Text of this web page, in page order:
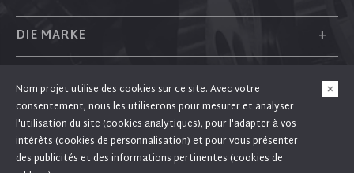
DIE MARKE +
+
FOLGEN SIE UNS
Nom projet utilise des cookies sur ce site. Avec votre
consentement, nous les utiliserons pour mesurer et analyser
l'utilisation du site (cookies analytiques), pour l'adapter à vos
intérêts (cookies de personnalisation) et pour vous présenter
des publicités et des informations pertinentes (cookies de